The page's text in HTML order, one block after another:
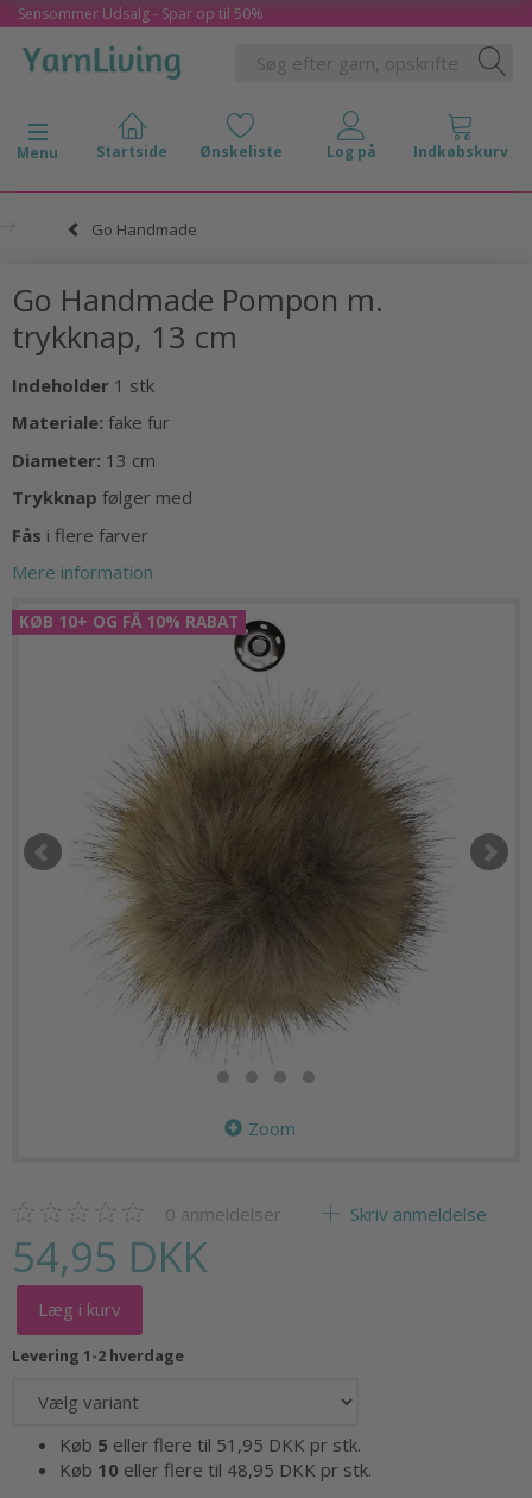
Sensommer Udsalg - Spar op til 50%
Skifte navigation
Menu
Go Handmade
Go Handmade Pompon m.
trykknap, 13 cm
Indeholder 1 stk
Materiale: fake fur
Diameter: 13 cm
Trykknap følger med
Fås i flere farver
Mere information
KØB 10+ OG FÅ 10% RABAT
Zoom
0 anmeldelser Skriv anmeldelse
54,95 DKK
Læg i kurv
Levering 1-2 hverdage
Køb 5 eller flere til 51,95 DKK pr stk.
Køb 10 eller flere til 48,95 DKK pr stk.